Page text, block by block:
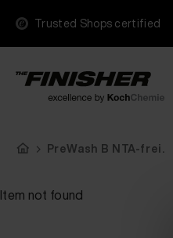
Trusted Shops certified
PreWash B NTA-frei.
Item not found